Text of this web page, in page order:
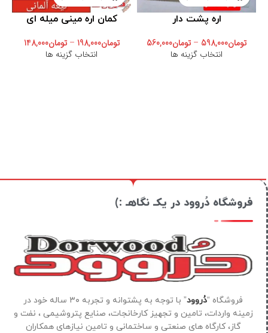
اره پشت دار
تومان598,000
– تومان560,000
انتخاب گزینه ها
کمان اره مینی میله ای
تومان198,000
– تومان148,000
انتخاب گزینه ها
فروشگاه دُروود در یکـ نگاهـ :)
فروشگاه “دُروود
” با توجه به پشتوانه و تجربه ۳۰ ساله خود در
زمینه واردات، تامین و تجهیز کارخانجات، صنایع پتروشیمی ، نفت و
گاز، کارگاه های صنعتی و ساختمانی و تامین نیازهای همکاران